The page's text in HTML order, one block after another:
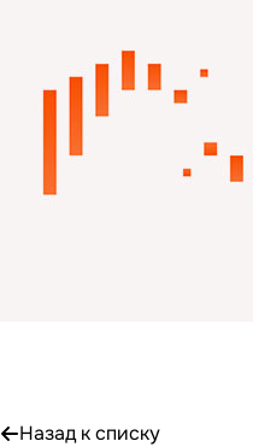
Назад к списку